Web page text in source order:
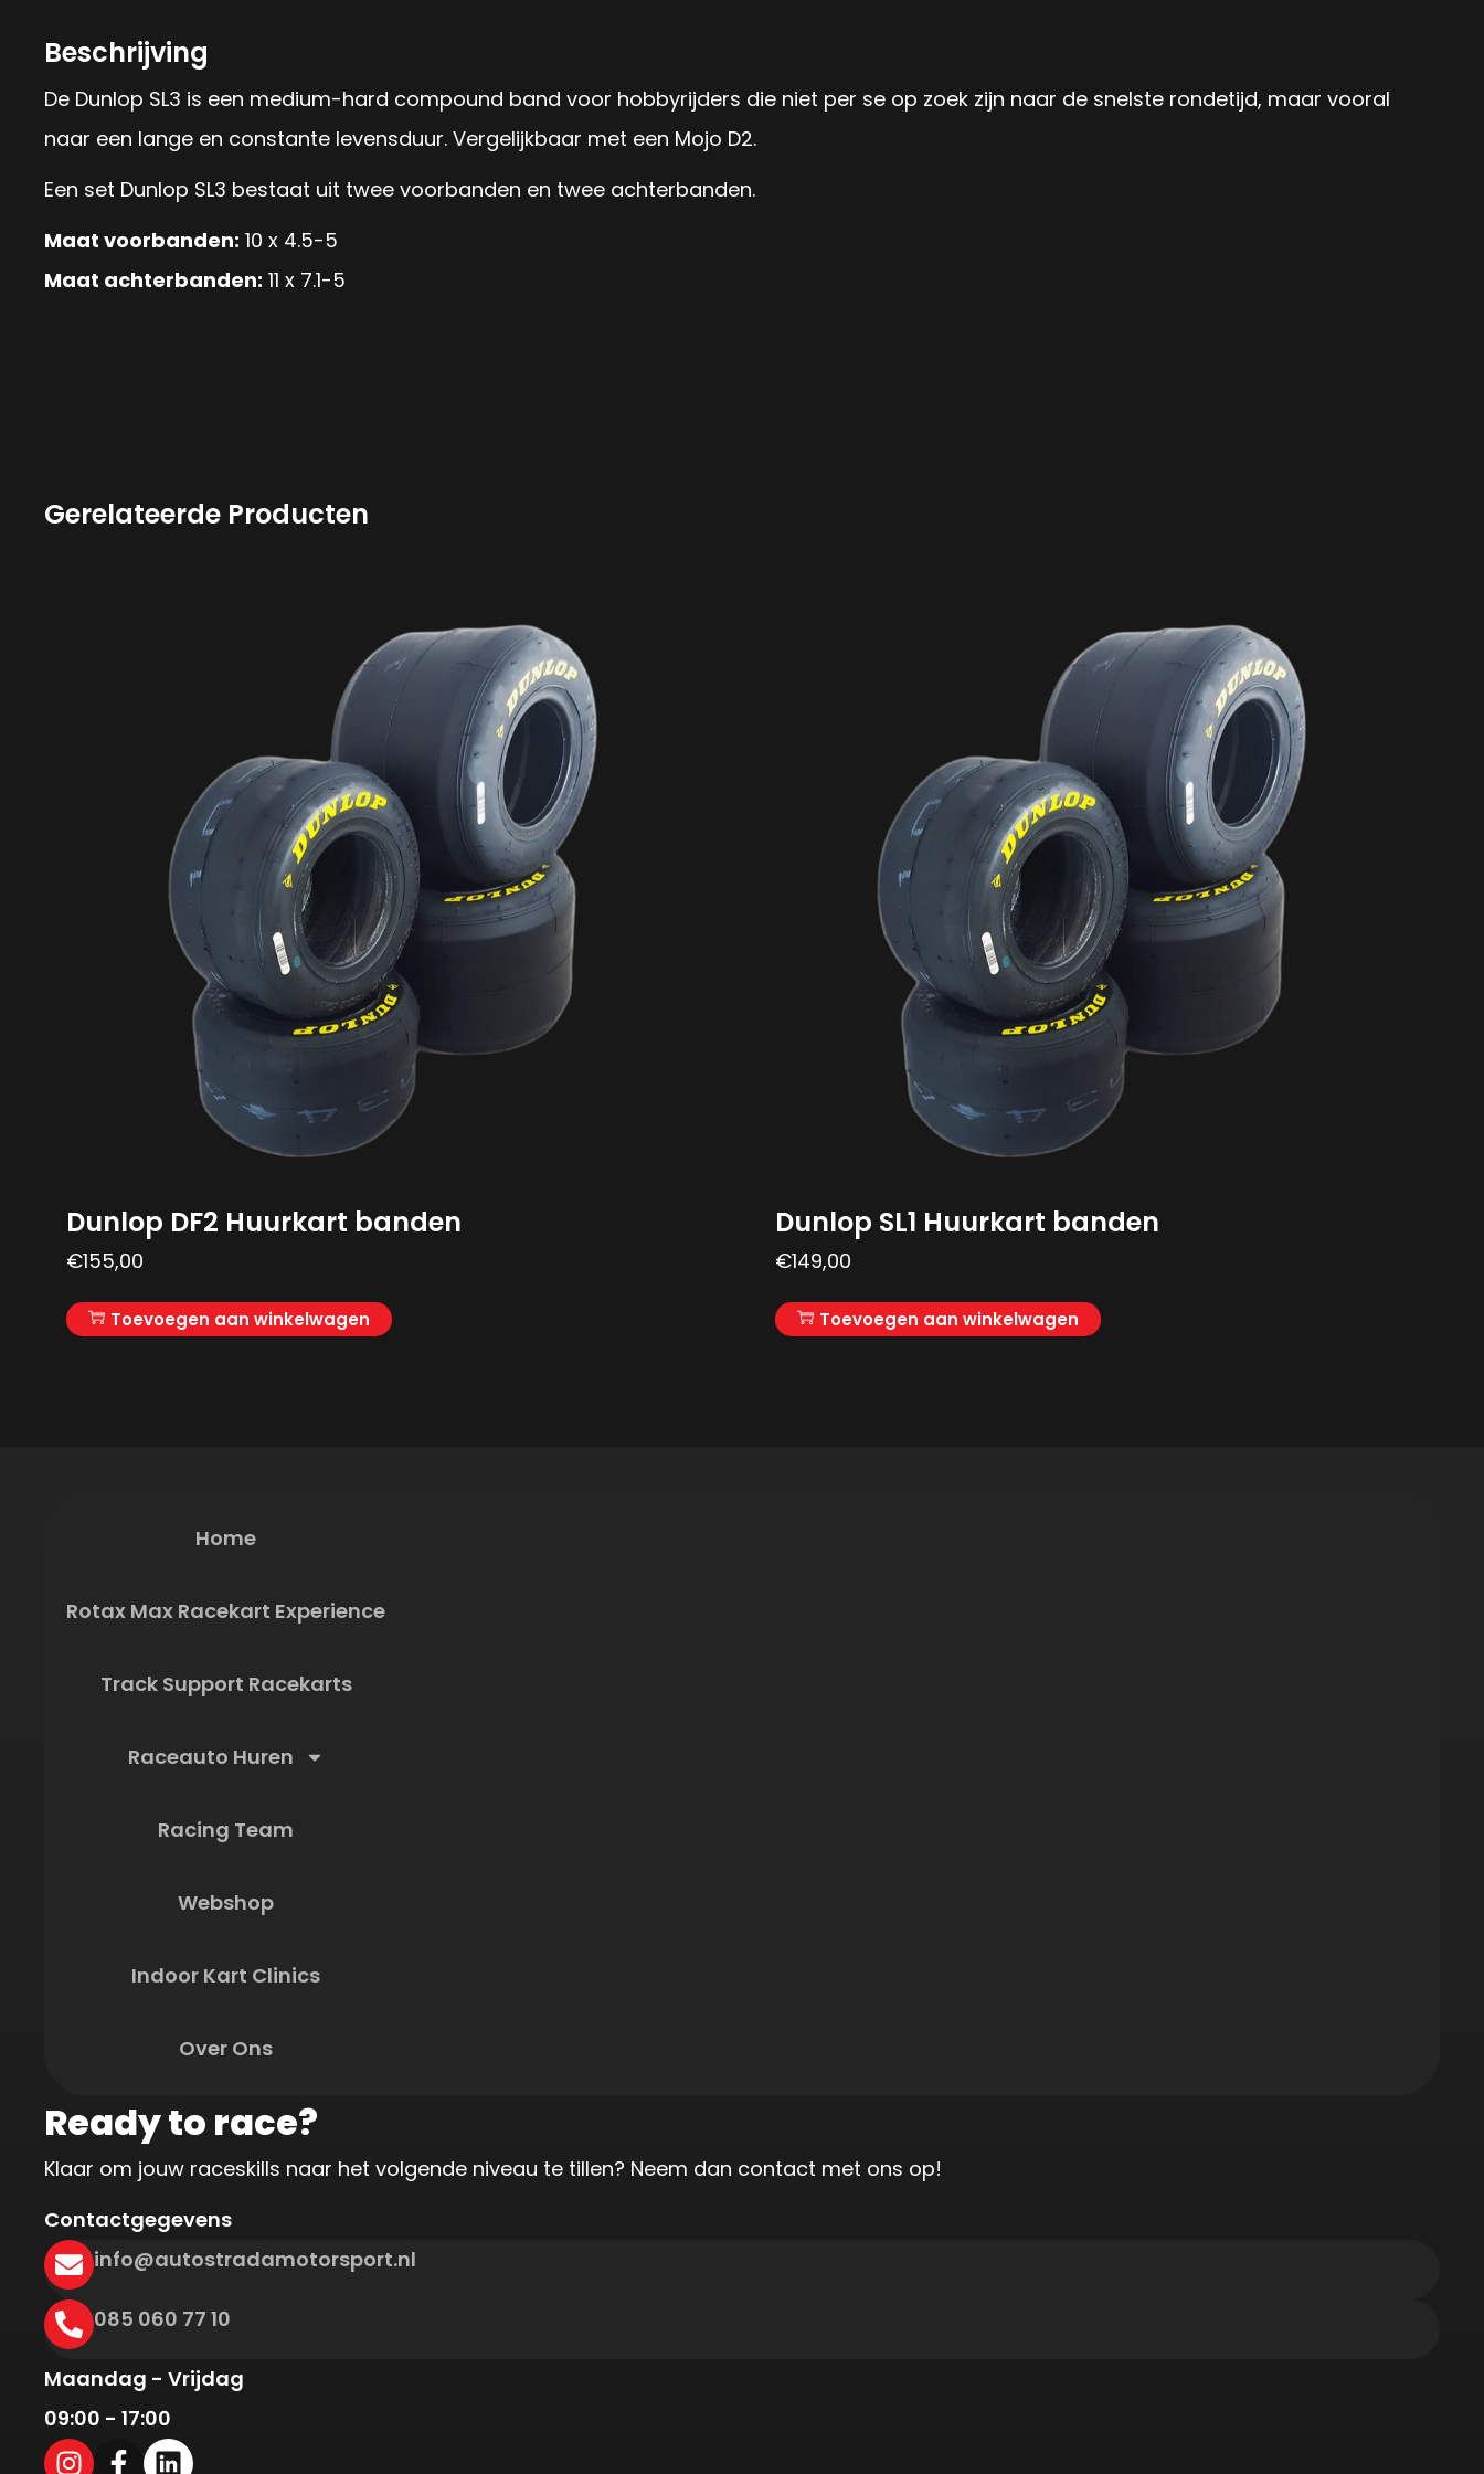
Beschrijving
De Dunlop SL3 is een medium-hard compound band voor hobbyrijders die niet per se op zoek zijn naar de snelste rondetijd, maar vooral
naar een lange en constante levensduur. Vergelijkbaar met een Mojo D2.
Een set Dunlop SL3 bestaat uit twee voorbanden en twee achterbanden.
Maat voorbanden: 10 x 4.5-5
Maat achterbanden: 11 x 7.1-5
Gerelateerde Producten
Dunlop DF2 Huurkart banden
€155,00
Toevoegen aan winkelwagen
Dunlop SL1 Huurkart banden
€149,00
Toevoegen aan winkelwagen
Home
Rotax Max Racekart Experience
Track Support Racekarts
Raceauto Huren
Racing Team
Webshop
Indoor Kart Clinics
Over Ons
Ready to race?
Klaar om jouw raceskills naar het volgende niveau te tillen? Neem dan contact met ons op!
Contactgegevens
info@autostradamotorsport.nl
085 060 77 10
Maandag - Vrijdag
09:00 - 17:00